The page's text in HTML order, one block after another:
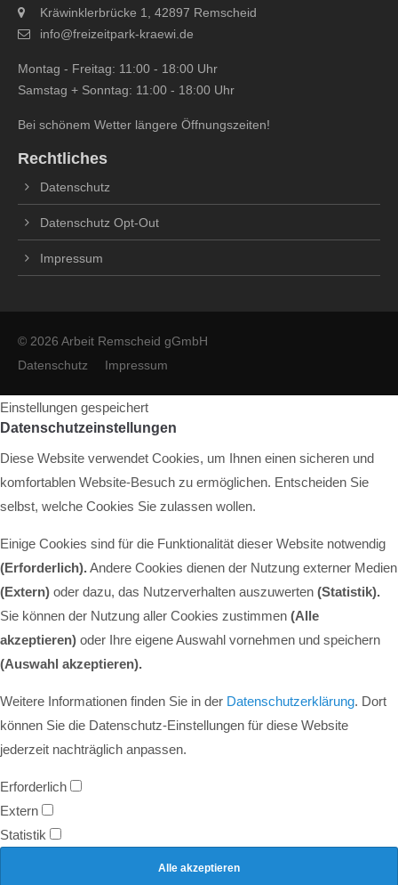
Kräwinklerbrücke 1, 42897 Remscheid
info@freizeitpark‐kraewi.de
Montag - Freitag: 11:00 - 18:00 Uhr
Samstag + Sonntag: 11:00 - 18:00 Uhr
Bei schönem Wetter längere Öffnungszeiten!
Rechtliches
Datenschutz
Datenschutz Opt-Out
Impressum
© 2026 Arbeit Remscheid gGmbH
Datenschutz
Impressum
Einstellungen gespeichert
Datenschutzeinstellungen
Diese Website verwendet Cookies, um Ihnen einen sicheren und
komfortablen Website-Besuch zu ermöglichen. Entscheiden Sie
selbst, welche Cookies Sie zulassen wollen.
Einige Cookies sind für die Funktionalität dieser Website notwendig
(Erforderlich).Andere Cookies dienen der Nutzung externer Medien
(Extern) oder dazu, das Nutzerverhalten auszuwerten (Statistik).
Sie können der Nutzung aller Cookies zustimmen (Alle
akzeptieren) oder Ihre eigene Auswahl vornehmen und speichern
(Auswahl akzeptieren).
Weitere Informationen finden Sie in der Datenschutzerklärung. Dort
können Sie die Datenschutz-Einstellungen für diese Website
jederzeit nachträglich anpassen.
Erforderlich
Extern
Statistik